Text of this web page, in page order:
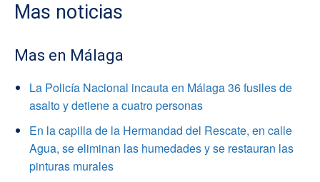
Mas noticias
Mas en Málaga
La Policía Nacional incauta en Málaga 36 fusiles de
asalto y detiene a cuatro personas
En la capilla de la Hermandad del Rescate, en calle
Agua, se eliminan las humedades y se restauran las
pinturas murales